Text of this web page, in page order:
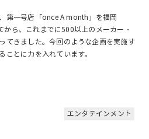
第一号店「once A month」を福岡
ら、これまでに500以上のメーカー・
てきました。今回のような企画を実施す
ことに力を入れています。
エンタテインメント